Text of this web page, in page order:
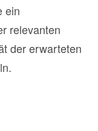
ein
relevanten
der erwarteten